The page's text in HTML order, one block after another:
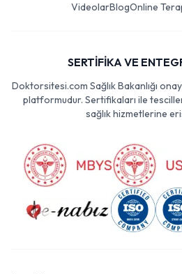
VideolarBlogOnline
SERTİFİKA VE
Doktorsitesi.com Sağlık Bakanlığı
platformudur. Sertifikaları ile
sağlık hizmetlerine